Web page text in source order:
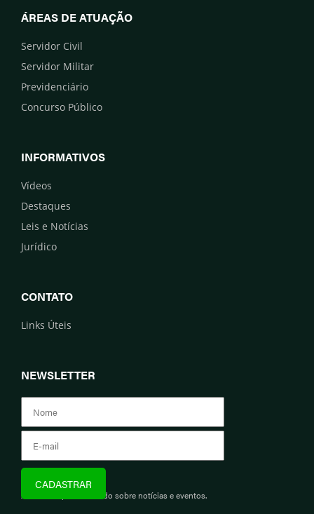
ÁREAS DE ATUAÇÃO
Servidor Civil
Servidor Militar
Previdenciário
Concurso Público
INFORMATIVOS
Vídeos
Destaques
Leis e Notícias
Jurídico
CONTATO
Links Úteis
NEWSLETTER
Assine e fique informado sobre notícias e eventos.